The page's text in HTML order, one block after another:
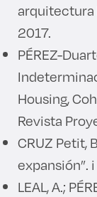
arquitectura
2017.
PÉREZ-
Housing,
Revista
CRUZ Petit,
expansión”.
LEAL, A.;